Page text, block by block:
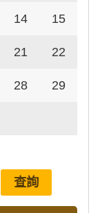
14 15
21 22
28 29